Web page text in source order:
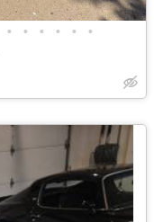
• • • • • •